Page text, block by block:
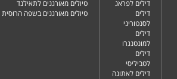
דילים לפראג
דילים
לסנטוריני
דילים
למונטנגרו
דילים
לטביליסי
דילים לאתונה
טיולים מאורגנים לתאילנד
טיולים מאורגנים בשפה הרוסית